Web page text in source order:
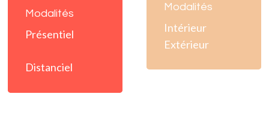
Modalités
Présentiel
Distanciel
Modalités
Intérieur
Extérieur